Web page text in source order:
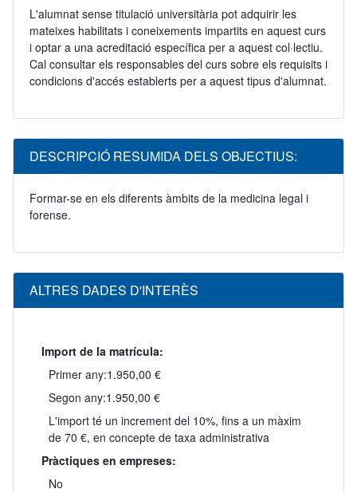
L'alumnat sense titulació universitària pot adquirir les
mateixes habilitats i coneixements impartits en aquest curs
i optar a una acreditació específica per a aquest col·lectiu.
Cal consultar els responsables del curs sobre els requisits i
condicions d'accés establerts per a aquest tipus d'alumnat.
DESCRIPCIÓ RESUMIDA DELS OBJECTIUS:
Formar-se en els diferents àmbits de la medicina legal i
forense.
ALTRES DADES D'INTERÈS
Import de la matrícula:
Primer any:1.950,00 €
Segon any:1.950,00 €
L'import té un increment del 10%, fins a un màxim
de 70 €, en concepte de taxa administrativa
Pràctiques en empreses:
No